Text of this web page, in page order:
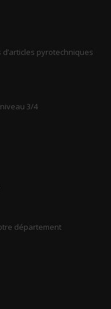
pyrotechniques
3/4
département